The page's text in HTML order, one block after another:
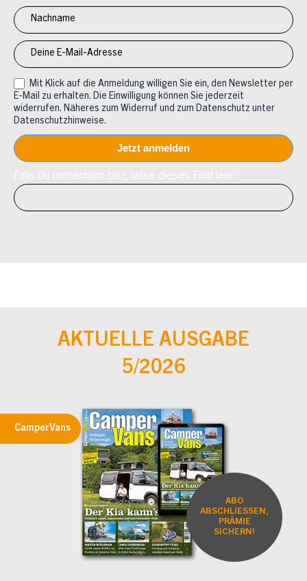
CV
Mit Klick auf die Anmeldung willigen Sie ein, den Newsletter per
E-Mail zu erhalten. Die Einwilligung können Sie jederzeit
widerrufen. Näheres zum Widerruf und zum Datenschutz unter
Datenschutzhinweise.
AKTUELLE AUSGABE
5/2026
CamperVans
ABO
ABSCHLIESSEN,
PRÄMIE
SICHERN!